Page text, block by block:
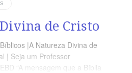
de Cristo
|A Natureza Divina de
| Seja um Professor
“A mensagem que a Bíblia